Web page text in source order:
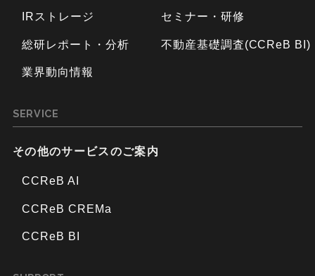
IRストレージ
総研レポート・分析
業界動向情報
セミナー・研修
不動産基礎調査(CCReB BI)
SERVICE
その他のサービスのご案内
CCReB AI
CCReB CREMa
CCReB BI